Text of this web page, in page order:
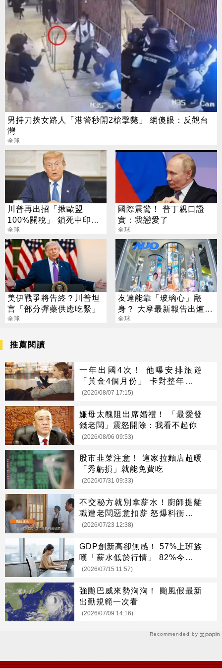
男持刀挾女路人「港警秒開2槍擊斃」 網傻眼：反觀台
灣
全球
川普再出招「揪歐盟
100%關稅」 鎖死中印俄
石油貿易
全球
國際震驚！ 普丁親口證
實：我戀愛了
全球
美伊戰爭將告終？川普坦
言「部分彈藥供應吃緊」
全球
友達能靠「玻璃心」翻
身？ 大摩最新報告出爐
目標價也曝光
全球
Recommended by
推薦閱讀
一年出國4次！ 他曝安排旅遊
「黃金4個月份」 卡對整年活在
期待中
(2026/08/07 17:15)
嫌母太醜阻出席婚禮！ 「最愛發
錢老闆」震怒開除：我看不起你
(2026/08/06 09:53)
股市韭菜注意！ 這家拉麵店超暖
「秀虧損」就能免費吃
(2026/07/31 09:33)
不交秘方就別拿薪水！廚師提離
職遭老闆惡意扣薪 怒爆料衝上熱
搜
(2026/07/23 12:38)
GDP創新高卻無感！ 57%上班族
嘆「薪水低於行情」 82%今年沒
加薪
(2026/07/15 11:57)
強颱巴威來勢洶洶！ 颱風假最新
出勤規範一次看
(2026/07/09 14:16)